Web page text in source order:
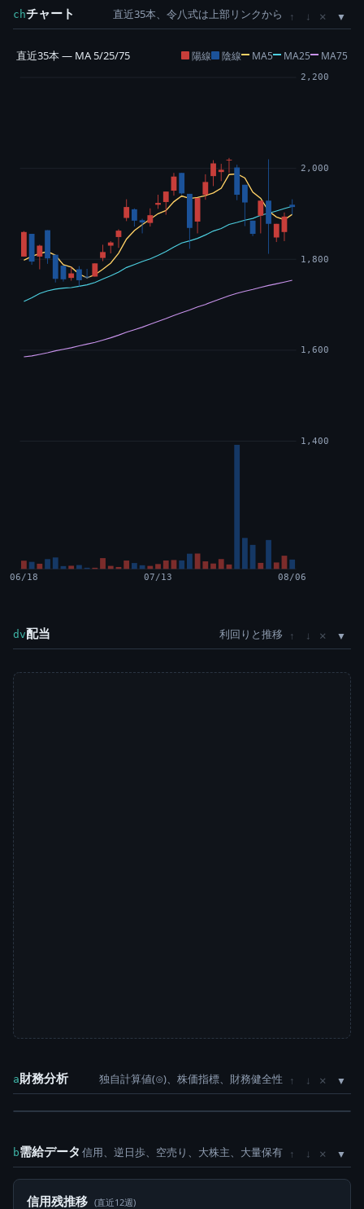
chチャート 直近35本、令八式は上部リンクから ↑ ↓ ×
直近35本 — MA 5/25/75 陽線 陰線 MA5 MA25 MA75
1,400
1,600
1,800
2,000
2,200
06/18 07/13 08/06
dv配当 利回りと推移 ↑ ↓ ×
a財務分析 独自計算値(⊙)、株価指標、財務健全性 ↑ ↓ ×
b需給データ 信用、逆日歩、空売り、大株主、大量保有 ↑ ↓ ×
信用残推移 (直近12週)